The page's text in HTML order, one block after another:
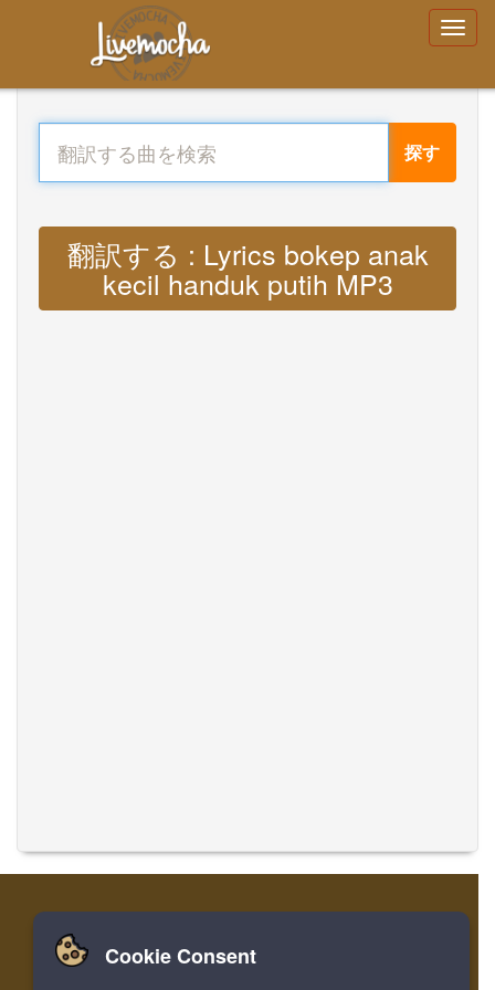
探す
翻訳する : Lyrics bokep anak
kecil handuk putih MP3
家 ログイン 登録
Cookie Consent